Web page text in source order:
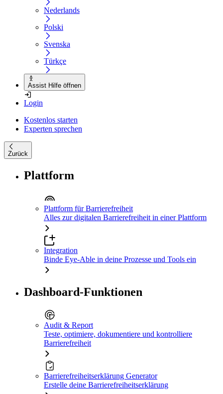
Nederlands
Polski
Svenska
Türkçe
Assist Hilfe öffnen
Login
Kostenlos starten
Experten sprechen
Zurück
Plattform
Plattform für Barrierefreiheit
Alles zur digitalen Barrierefreiheit in einer Plattform
Integration
Binde Eye-Able in deine Prozesse und Tools ein
Dashboard-Funktionen
Audit & Report
Teste, optimiere, dokumentiere und kontrolliere
Barrierefreiheit
Barrierefreiheitserklärung Generator
Erstelle deine Barrierefreiheitserklärung